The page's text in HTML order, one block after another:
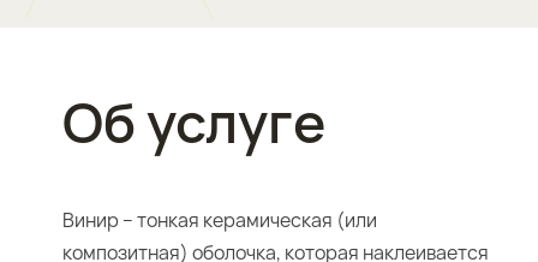
Об услуге
Винир – тонкая керамическая (или
композитная) оболочка, которая наклеивается